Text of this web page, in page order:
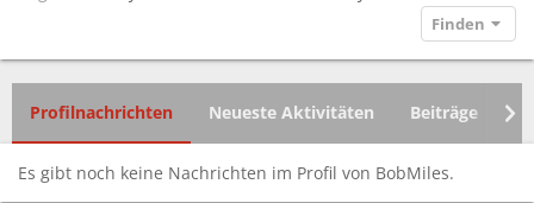
Finden
Profilnachrichten Neueste Aktivitäten Beiträge
Es gibt noch keine Nachrichten im Profil von BobMiles.